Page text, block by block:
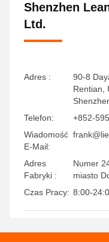
Shenzhen
Ltd.
Adres :
90-8
Rentian,
Telefon:
+852-
Wiadomość
E-Mail:
Adres
Fabryki :
Numer
miasto
Czas Pracy: 8:00-